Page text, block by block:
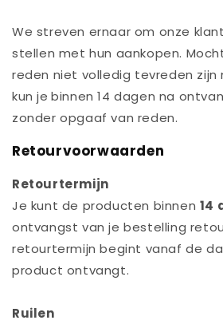
We streven ernaar om onze
stellen met hun aankopen.
reden niet volledig tevreden
kun je binnen 14 dagen na
zonder opgaaf van reden.
Retourvoorwaarden
Retourtermijn
Je kunt de producten binnen 14
ontvangst van je bestelling
retourtermijn begint vanaf de
product ontvangt.
Ruilen